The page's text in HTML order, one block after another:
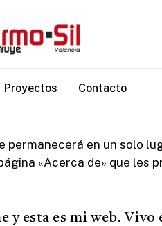
Proyectos Contacto
en un solo
«Acerca de» que
y esta es mi web.